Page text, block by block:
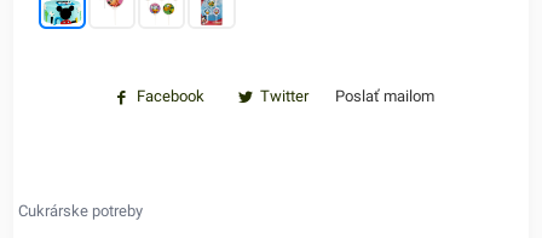
Facebook Twitter Poslať mailom
Cukrárske potreby